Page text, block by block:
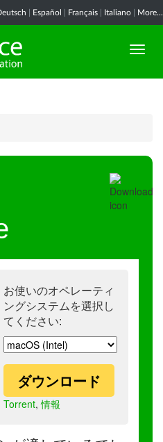
Español Français Italiano More...
お使いのオペレーティ
ングシステムを選択し
てください:
ダウンロード
Torrent,情報